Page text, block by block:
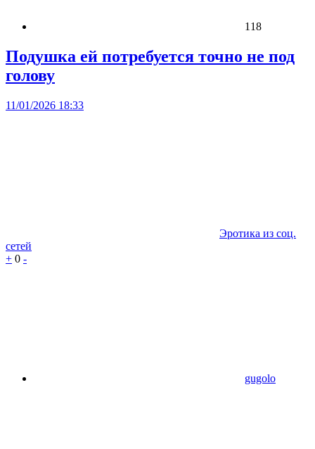
118
Подушка ей потребуется точно не под
голову
11/01/2026 18:33
Эротика из соц.
сетей
+ 0 -
gugolo